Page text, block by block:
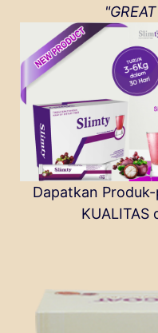
Dapatkan
KUALITAS